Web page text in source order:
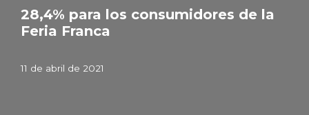
28,4% para los consumidores de la
Feria Franca
11 de abril de 2021